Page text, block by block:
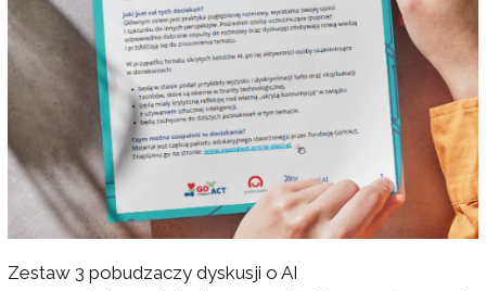
Zestaw 3 pobudzaczy dyskusji o AI